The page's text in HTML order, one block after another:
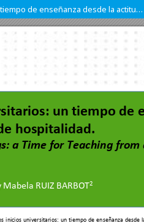
Los inicios universitarios: un tiempo de enseñanza desde la actitud de hospitalidad